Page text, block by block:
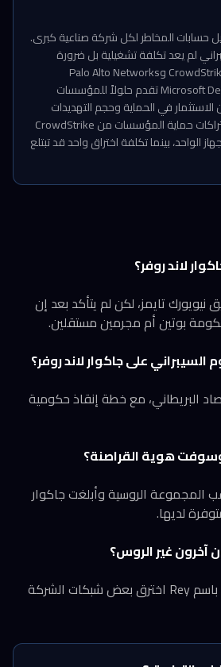
حسابات المخاطر لكل شركة صناعية كبرى.
لم يعد تكلفة تشغيلية بل ضرورة
وجودية. شركات مثل CrowdStrike وPalo Alto Networks
وMicrosoft Defender for Endpoint تقدم حلولاً للمؤسسات
في الحماية وحجم التهديدات
تتسع. للمقارنة: تبدأ اشتراكات حماية المؤسسات من CrowdStrike
للجهاز الواحد، بينما تكلفة اختراق واحد قد تبتلع
لاند روفر؟
تايمز، لكن لم يتأكد بعد إن
بوتين أم مجرمين مستقلين.
على جاكوار لاند روفر؟
البريطاني، مع خطة إنقاذ حكومية
هوية القراصنة؟
المجموعة الروسية وأبلغت جاكوار
لديها.
غير الروس؟
نعم، قرصان أردني يُعرف باسم Rey اخترق بعض شبكات الشركة